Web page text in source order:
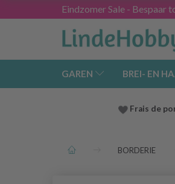
Eindzomer Sale - Bespaar
GAREN BREI- EN
Frais de
BORDERIE